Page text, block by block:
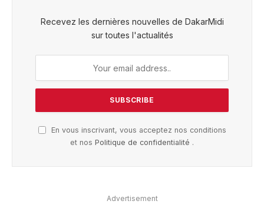
Recevez les dernières nouvelles de DakarMidi
sur toutes l'actualités
En vous inscrivant, vous acceptez nos conditions
et nos Politique de confidentialité .
Advertisement